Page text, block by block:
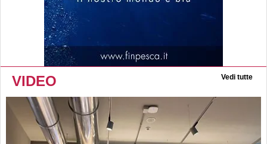
VIDEO Vedi tutte